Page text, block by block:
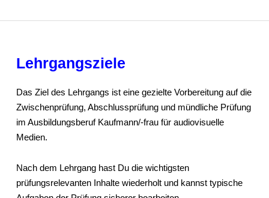
Lehrgangsziele
Das Ziel des Lehrgangs ist eine gezielte Vorbereitung auf die
Zwischenprüfung, Abschlussprüfung und mündliche Prüfung
im Ausbildungsberuf Kaufmann/-frau für audiovisuelle
Medien.
Nach dem Lehrgang hast Du die wichtigsten
prüfungsrelevanten Inhalte wiederholt und kannst typische